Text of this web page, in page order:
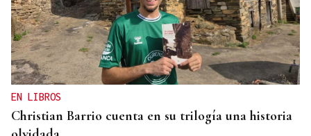
EN LIBROS
Christian Barrio cuenta en su trilogía una historia